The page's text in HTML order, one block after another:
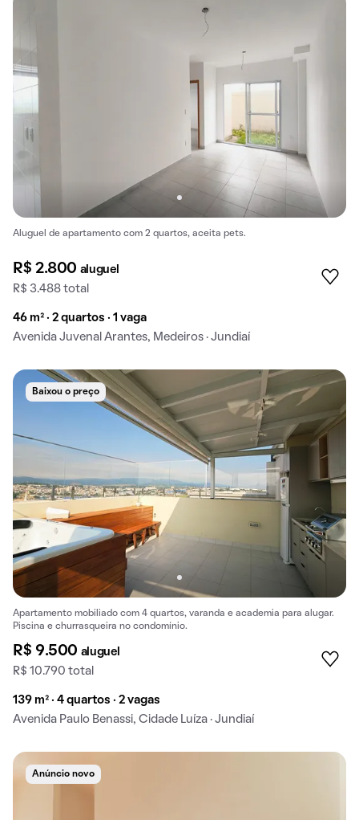
Aluguel de apartamento com 2 quartos, aceita pets.
R$ 2.800 aluguel
R$ 3.488 total
46 m² · 2 quartos · 1 vaga
Avenida Juvenal Arantes, Medeiros · Jundiaí
Baixou o preço
Apartamento mobiliado com 4 quartos, varanda e academia para alugar.
Piscina e churrasqueira no condomínio.
R$ 9.500 aluguel
R$ 10.790 total
139 m² · 4 quartos · 2 vagas
Avenida Paulo Benassi, Cidade Luíza · Jundiaí
Anúncio novo